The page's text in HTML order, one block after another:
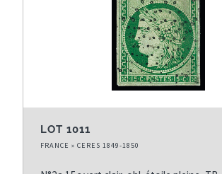
LOT 1011
FRANCE » CERES 1849-1850